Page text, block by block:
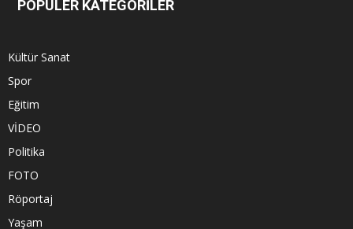
POPÜLER KATEGORİLER
Kültür Sanat
Spor
Eğitim
VİDEO
Politika
FOTO
Röportaj
Yaşam